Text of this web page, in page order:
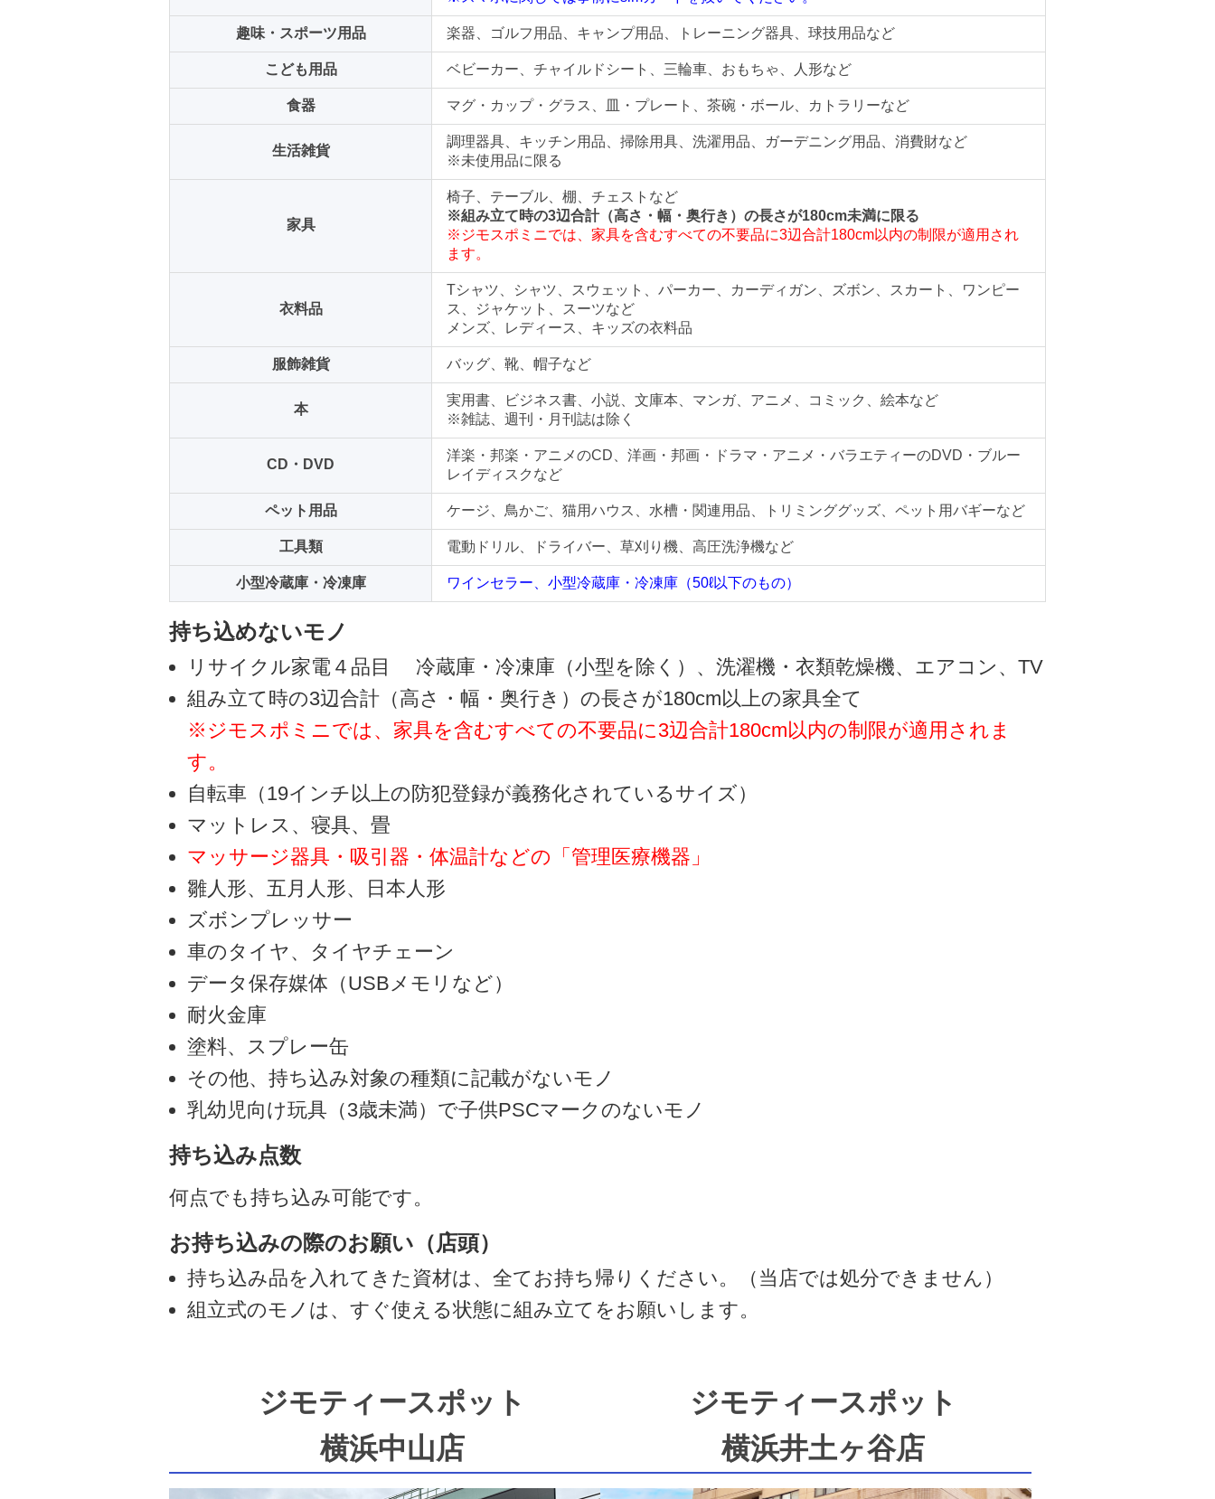
趣味・スポーツ用品 楽器、ゴルフ用品、キャンプ用品、トレーニング器具、球技用品など
こども用品 ベビーカー、チャイルドシート、三輪車、おもちゃ、人形など
食器 マグ・カップ・グラス、皿・プレート、茶碗・ボール、カトラリーなど
生活雑貨
調理器具、キッチン用品、掃除用具、洗濯用品、ガーデニング用品、消費財など
※未使用品に限る
家具
椅子、テーブル、棚、チェストなど
※組み立て時の3辺合計（高さ・幅・奥行き）の長さが180cm未満に限る
※ジモスポミニでは、家具を含むすべての不要品に3辺合計180cm以内の制限が適用され
ます。
衣料品
Tシャツ、シャツ、スウェット、パーカー、カーディガン、ズボン、スカート、ワンピー
ス、ジャケット、スーツなど
メンズ、レディース、キッズの衣料品
服飾雑貨 バッグ、靴、帽子など
本
実用書、ビジネス書、小説、文庫本、マンガ、アニメ、コミック、絵本など
※雑誌、週刊・月刊誌は除く
CD・DVD
洋楽・邦楽・アニメのCD、洋画・邦画・ドラマ・アニメ・バラエティーのDVD・ブルー
レイディスクなど
ペット用品 ケージ、鳥かご、猫用ハウス、水槽・関連用品、トリミンググッズ、ペット用バギーなど
工具類 電動ドリル、ドライバー、草刈り機、高圧洗浄機など
小型冷蔵庫・冷凍庫 ワインセラー、小型冷蔵庫・冷凍庫（50ℓ以下のもの）
持ち込めないモノ
リサイクル家電４品目 冷蔵庫・冷凍庫（小型を除く）、洗濯機・衣類乾燥機、エアコン、TV
組み立て時の3辺合計（高さ・幅・奥行き）の長さが180cm以上の家具全て
※ジモスポミニでは、家具を含むすべての不要品に3辺合計180cm以内の制限が適用されま
す。
自転車（19インチ以上の防犯登録が義務化されているサイズ）
マットレス、寝具、畳
マッサージ器具・吸引器・体温計などの「管理医療機器」
雛人形、五月人形、日本人形
ズボンプレッサー
車のタイヤ、タイヤチェーン
データ保存媒体（USBメモリなど）
耐火金庫
塗料、スプレー缶
その他、持ち込み対象の種類に記載がないモノ
乳幼児向け玩具（3歳未満）で子供PSCマークのないモノ
持ち込み点数
何点でも持ち込み可能です。
お持ち込みの際のお願い（店頭）
持ち込み品を入れてきた資材は、全てお持ち帰りください。（当店では処分できません）
組立式のモノは、すぐ使える状態に組み立てをお願いします。
ジモティースポット
横浜中山店
ジモティースポット
横浜井土ヶ谷店